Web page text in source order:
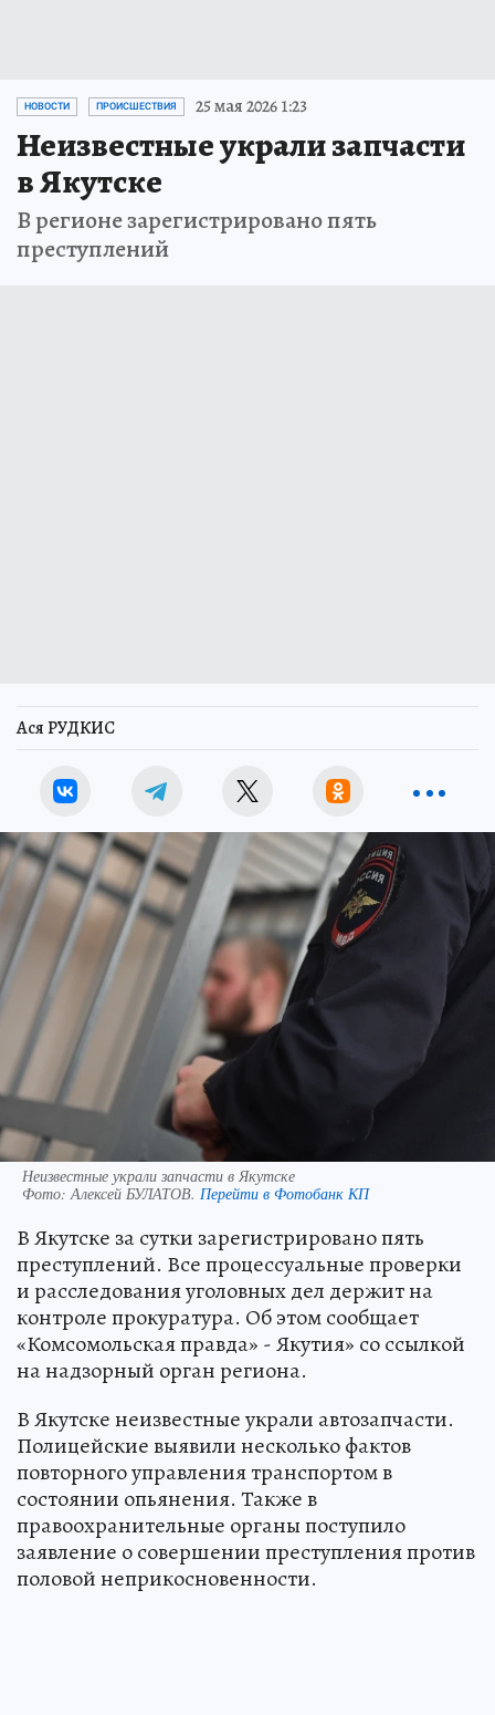
НОВОСТИ ПРОИСШЕСТВИЯ 25 мая 2026 1:23
Неизвестные украли запчасти
в Якутске
В регионе зарегистрировано пять
преступлений
Ася РУДКИС
Неизвестные украли запчасти в Якутске
Фото:Алексей БУЛАТОВ. Перейти в Фотобанк КП
В Якутске за сутки зарегистрировано пять
преступлений. Все процессуальные проверки
и расследования уголовных дел держит на
контроле прокуратура. Об этом сообщает
«Комсомольская правда» - Якутия» со ссылкой
на надзорный орган региона.
В Якутске неизвестные украли автозапчасти.
Полицейские выявили несколько фактов
повторного управления транспортом в
состоянии опьянения. Также в
правоохранительные органы поступило
заявление о совершении преступления против
половой неприкосновенности.